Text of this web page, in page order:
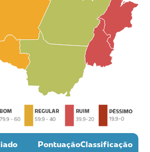
PontuaçãoClassificação